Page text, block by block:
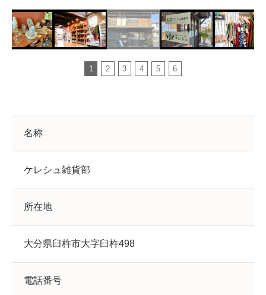
1 2 3 4 5 6
名称
ケレシュ雑貨部
所在地
大分県臼杵市大字臼杵498
電話番号